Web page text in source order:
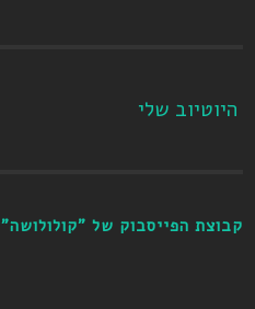
היוטיוב שלי
קבוצת הפייסבוק של "קולולושה"